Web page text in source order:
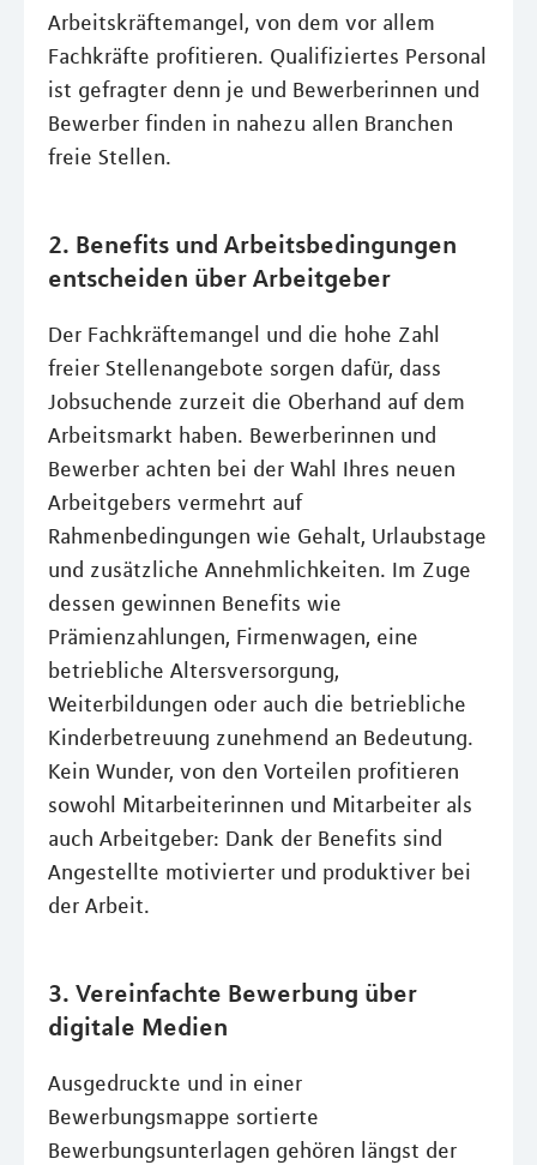
Arbeitskräftemangel, von dem vor allem
Fachkräfte profitieren. Qualifiziertes Personal
ist gefragter denn je und Bewerberinnen und
Bewerber finden in nahezu allen Branchen
freie Stellen.
2. Benefits und Arbeitsbedingungen
entscheiden über Arbeitgeber
Der Fachkräftemangel und die hohe Zahl
freier Stellenangebote sorgen dafür, dass
Jobsuchende zurzeit die Oberhand auf dem
Arbeitsmarkt haben. Bewerberinnen und
Bewerber achten bei der Wahl Ihres neuen
Arbeitgebers vermehrt auf
Rahmenbedingungen wie Gehalt, Urlaubstage
und zusätzliche Annehmlichkeiten. Im Zuge
dessen gewinnen Benefits wie
Prämienzahlungen, Firmenwagen, eine
betriebliche Altersversorgung,
Weiterbildungen oder auch die betriebliche
Kinderbetreuung zunehmend an Bedeutung.
Kein Wunder, von den Vorteilen profitieren
sowohl Mitarbeiterinnen und Mitarbeiter als
auch Arbeitgeber: Dank der Benefits sind
Angestellte motivierter und produktiver bei
der Arbeit.
3. Vereinfachte Bewerbung über
digitale Medien
Ausgedruckte und in einer
Bewerbungsmappe sortierte
Bewerbungsunterlagen gehören längst der